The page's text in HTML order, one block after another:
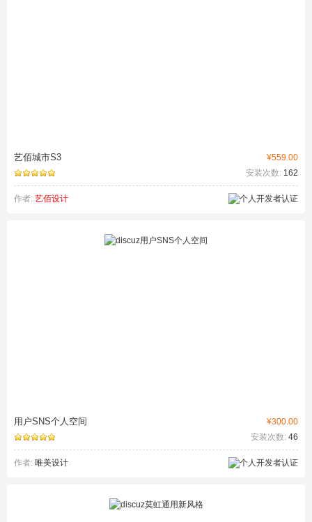
¥559.00
艺佰城市S3
安装次数: 162
作者: 艺佰设计
¥300.00
用户SNS个人空间
安装次数: 46
作者: 唯美设计